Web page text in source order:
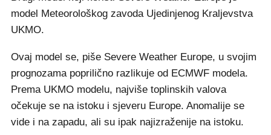
model Meteorološkog zavoda Ujedinjenog Kraljevstva
UKMO.
Ovaj model se, piše Severe Weather Europe, u svojim
prognozama poprilično razlikuje od ECMWF modela.
Prema UKMO modelu, najviše toplinskih valova
očekuje se na istoku i sjeveru Europe. Anomalije se
vide i na zapadu, ali su ipak najizraženije na istoku.